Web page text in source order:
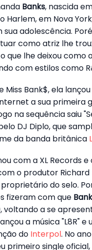
Banks, nascida
Harlem, em Nova
sua adolescência.
como atriz lhe
o que lhe deixou
com estilos como
Miss Bank$, ela
a sua primeira
na sequência saiu
DJ Diplo, que
da banda britânica
com a XL Records
o produtor Richard
do selo.
fizeram com que
voltando a se
a música "L8R"
do Interpol. No
primeiro single oficial,